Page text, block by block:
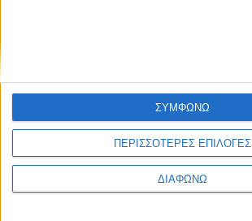
ΠΕΡΙΣΣΟΤΕΡΕΣ ΕΠΙΛΟΓΕΣ
ΔΙΑΦΩΝΩ
ΣΥΜΦΩΝΩ